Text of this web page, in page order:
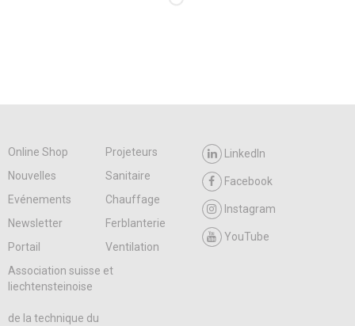
Online Shop
Projeteurs
Nouvelles
Sanitaire
Evénements
Chauffage
Newsletter
Ferblanterie
Portail
Ventilation
LinkedIn
Facebook
Instagram
YouTube
Association suisse et
liechtensteinoise
de la technique du